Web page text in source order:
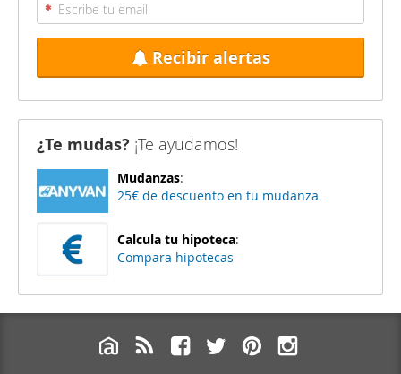
Recibir alertas
¿Te mudas? ¡Te ayudamos!
Mudanzas:
25€ de descuento en tu mudanza
Calcula tu hipoteca:
Compara hipotecas